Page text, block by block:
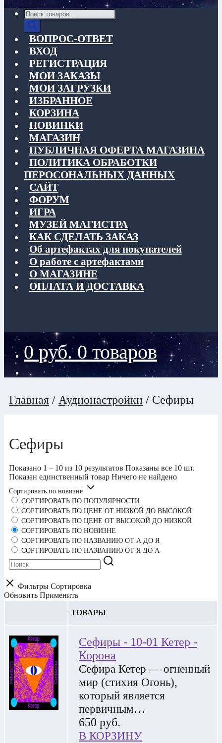
Поиск
товаров
ВОПРОС-ОТВЕТ
ВХОД
РЕГИСТРАЦИЯ
МОИ ЗАКАЗЫ
МОИ ЗАГРУЗКИ
ИЗБРАННОЕ
КОРЗИНА
НОВИНКИ
МАГАЗИН
ПУБЛИЧНАЯ ОФЕРТА МАГАЗИНА
ПОЛИТИКА ОБРАБОТКИ
ПЕРОСОНАЛЬНЫХ ДАННЫХ
САЙТ
ФОРУМ
ИГРА
МУЗЕЙ МАГИСТРА
КАК СДЕЛАТЬ ЗАКАЗ
Об артефактах для покупателей
О работе с артефактами
О МАГАЗИНЕ
ОПЛАТА И ДОСТАВКА
0 руб. 0 товаров
Главная / Аудионастройки / Сефиры
Сефиры
Показано 1 – 10 из 10 результатов Показаны все 10 шт.
Показан единственный товар Ничего не найдено
Сортировать по новизне
СОРТИРОВАТЬ ПО ПОПУЛЯРНОСТИ
СОРТИРОВАТЬ ПО ЦЕНЕ ОТ НИЗКОЙ ДО ВЫСОКОЙ
СОРТИРОВАТЬ ПО ЦЕНЕ ОТ ВЫСОКОЙ ДО НИЗКОЙ
СОРТИРОВАТЬ ПО НОВИЗНЕ
СОРТИРОВАТЬ ПО НАЗВАНИЮ ОТ А ДО Я
СОРТИРОВАТЬ ПО НАЗВАНИЮ ОТ Я ДО А
Фильтры Сортировка
Обновить Применить
ТОВАРЫ
Сефиры - 10-01 Кетер -
Корона
Сефира Кетер — огненный
мир (стихия Огонь),
который является
первичным…
650 руб.
В КОРЗИНУ